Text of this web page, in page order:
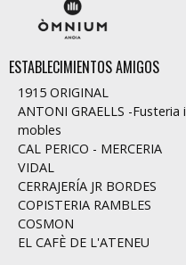
ESTABLECIMIENTOS AMIGOS
1915 ORIGINAL
ANTONI GRAELLS -Fusteria i
mobles
CAL PERICO - MERCERIA
VIDAL
CERRAJERÍA JR BORDES
COPISTERIA RAMBLES
COSMON
EL CAFÈ DE L'ATENEU